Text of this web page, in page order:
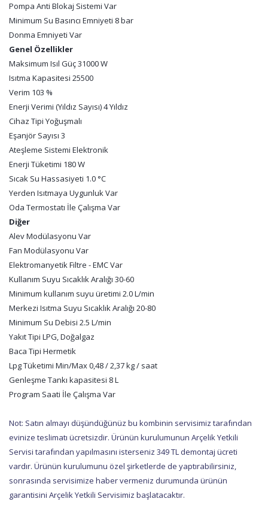
Pompa Anti Blokaj Sistemi Var
Minimum Su Basıncı Emniyeti 8 bar
Donma Emniyeti Var
Genel Özellikler
Maksimum Isıl Güç 31000 W
Isıtma Kapasitesi 25500
Verim 103 %
Enerji Verimi (Yıldız Sayısı) 4 Yıldız
Cihaz Tipi Yoğuşmalı
Eşanjör Sayısı 3
Ateşleme Sistemi Elektronik
Enerji Tüketimi 180 W
Sıcak Su Hassasiyeti 1.0 °C
Yerden Isıtmaya Uygunluk Var
Oda Termostatı İle Çalışma Var
Diğer
Alev Modülasyonu Var
Fan Modülasyonu Var
Elektromanyetik Filtre - EMC Var
Kullanım Suyu Sıcaklık Aralığı 30-60
Minimum kullanım suyu üretimi 2.0 L/min
Merkezi Isıtma Suyu Sıcaklık Aralığı 20-80
Minimum Su Debisi 2.5 L/min
Yakıt Tipi LPG, Doğalgaz
Baca Tipi Hermetik
Lpg Tüketimi Min/Max 0,48 / 2,37 kg / saat
Genleşme Tankı kapasitesi 8 L
Program Saati İle Çalışma Var
Not: Satın almayı düşündüğünüz bu kombinin servisimiz tarafından
evinize teslimatı ücretsizdir. Ürünün kurulumunun Arçelik Yetkili
Servisi tarafından yapılmasını isterseniz 349 TL demontaj ücreti
vardır. Ürünün kurulumunu özel şirketlerde de yaptırabilirsiniz,
sonrasında servisimize haber vermeniz durumunda ürünün
garantisini Arçelik Yetkili Servisimiz başlatacaktır.